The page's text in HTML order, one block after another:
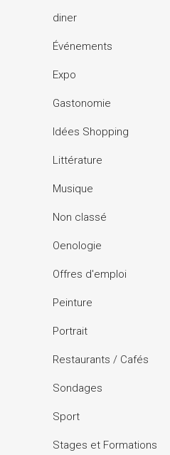
diner
Événements
Expo
Gastonomie
Idées Shopping
Littérature
Musique
Non classé
Oenologie
Offres d'emploi
Peinture
Portrait
Restaurants / Cafés
Sondages
Sport
Stages et Formations